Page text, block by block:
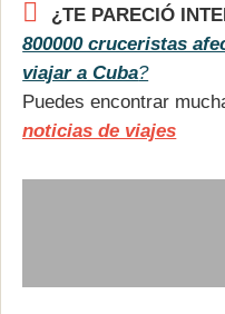
¿TE PARECIÓ
800000 cruceristas
viajar a Cuba?
Puedes encontrar
noticias de viajes